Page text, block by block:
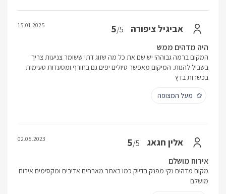
אביגיל ציפורה 5/5
15.01.2025
היה מדהים ממש
המקום ברמה גבוהה! יש שם את כל מה שזוג דתי ששומר צניעות צריך
בשביל להנות. המיקום מאפשר טיולים יפים גם בחורף ומסעדות טעימות
בכשרות בדץ
מעל המצופה
אלין חגאג 5/5
02.05.2023
אירוח מושלם
מקום מדהים נקי מפנק בדיוק כמו באתר מארחים אדיבים ומקסימים אירוח
מושלם